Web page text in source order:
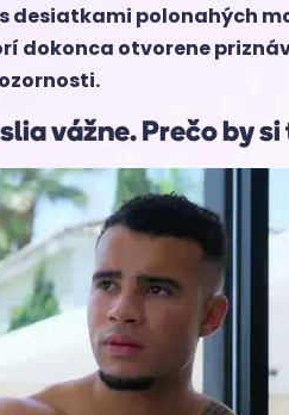
desiatkami polonahých
dokonca otvorene
vážne. Prečo by